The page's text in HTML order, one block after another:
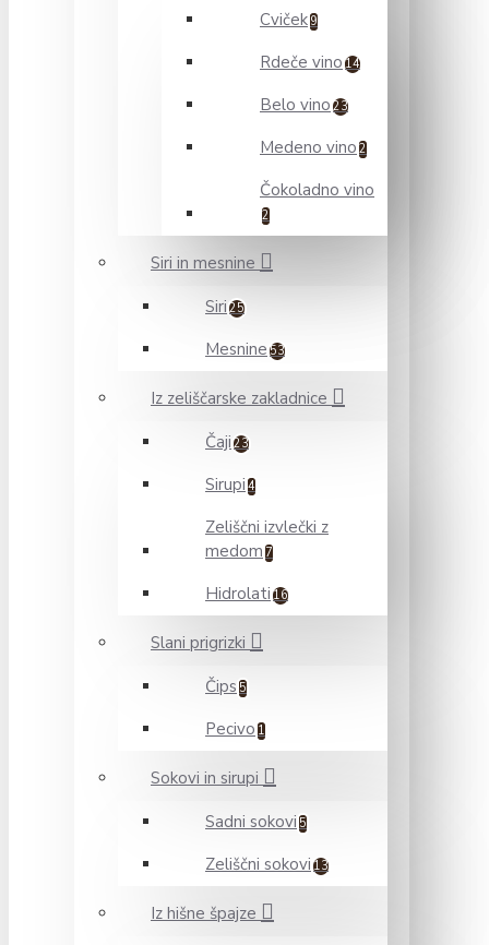
Cviček 9
Rdeče vino 14
Belo vino 23
Medeno vino 2
Čokoladno vino
2
Siri in mesnine
Siri 25
Mesnine 53
Iz zeliščarske zakladnice
Čaji 23
Sirupi 4
Zeliščni izvlečki z
medom 7
Hidrolati 16
Slani prigrizki
Čips 5
Pecivo 1
Sokovi in sirupi
Sadni sokovi 5
Zeliščni sokovi 13
Iz hišne špajze